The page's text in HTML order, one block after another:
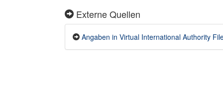
Externe Quellen
Angaben in Virtual International Authority